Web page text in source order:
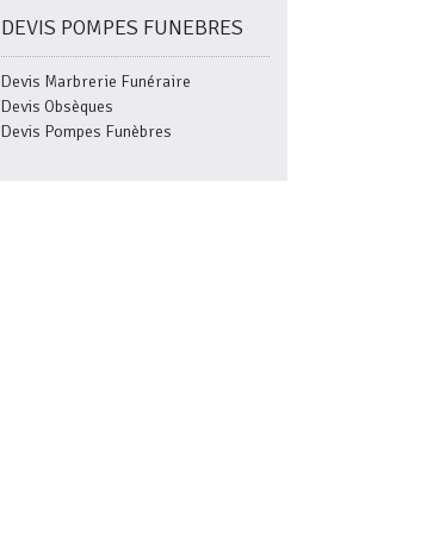
DEVIS POMPES FUNEBRES
Devis Marbrerie Funéraire
Devis Obsèques
Devis Pompes Funèbres